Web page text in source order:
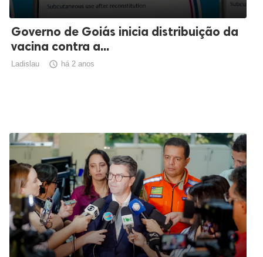
Governo de Goiás inicia distribuição da
vacina contra a...
Ladislau  há 2 anos